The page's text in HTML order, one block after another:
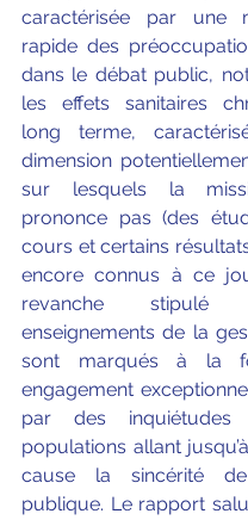
caractérisée par une
rapide des
dans le débat public,
les effets sanitaires
long terme,
dimension
sur lesquels la
prononce pas (des
cours et certains
encore connus à ce
revanche
enseignements de la
sont marqués à la
engagement
par des inquiétudes
populations allant
cause la sincérité
publique. Le rapport